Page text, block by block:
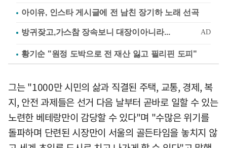
아이유, 인스타 게시글에 전 남친 장기하 노래 선곡
황기순 "원정 도박으로 전 재산 잃고 필리핀 도피"
그는 "1000만 시민의 삶과 직결된 주택, 교통, 경제, 복
지, 안전 과제들은 선거 다음 날부터 곧바로 일할 수 있는
노련한 베테랑만이 감당할 수 있다"며 "수많은 위기를
돌파하며 단련된 시장만이 서울의 골든타임을 놓치지 않